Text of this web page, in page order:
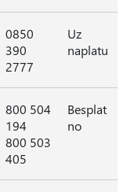
0850
390
2777
Uz
naplatu
800 504
194
800 503
405
Besplat
no